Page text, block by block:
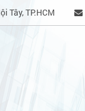
Tây, TP.HCM